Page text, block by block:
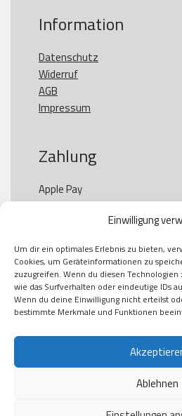
Einwilligung
Um dir ein optimales Erlebnis zu bieten,
Cookies, um Geräteinformationen zu
zuzugreifen. Wenn du diesen
wie das Surfverhalten oder eindeutige IDs
Wenn du deine Einwilligung nicht erteilst
bestimmte Merkmale und Funktionen
Ablehnen
Information
Datenschutz
Widerruf
AGB
Impressum
Zahlung
Apple Pay
Paypal
Kauf auf Rechung
Klarna
American Express